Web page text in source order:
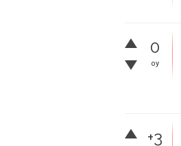
0
oy
+3